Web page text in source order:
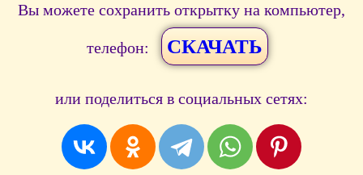
Вы можете сохранить открытку на компьютер,
телефон: СКАЧАТЬ
или поделиться в социальных сетях: